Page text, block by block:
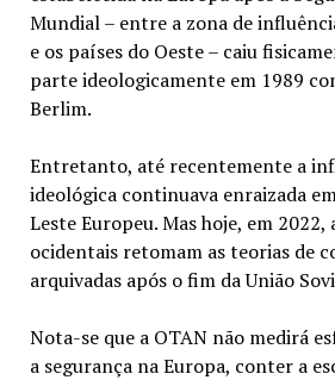
Mundial – entre a zona de
e os países do Oeste – caiu
parte ideologicamente em 1989
Berlim.
Entretanto, até recentemente a
ideológica continuava enraizada
Leste Europeu. Mas hoje, em 2022,
ocidentais retomam as teorias de
arquivadas após o fim da União
Nota-se que a OTAN não medirá
a segurança na Europa, conter a